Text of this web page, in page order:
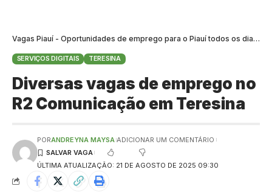
Vagas Piauí - Oportunidades de emprego para o Piauí todos os dias>
SERVIÇOS DIGITAIS TERESINA
Diversas vagas de emprego no
R2 Comunicação em Teresina
ÚLTIMA ATUALIZAÇÃO: 21 DE AGOSTO DE 2025 09:30
PORANDREYNA MAYSA ADICIONAR UM COMENTÁRIO